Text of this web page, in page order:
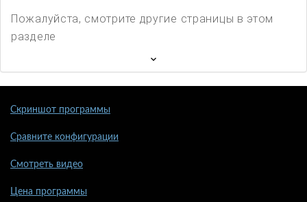
Пожалуйста, смотрите другие страницы в этом
разделе
Скриншот программы
Сравните конфигурации
Смотреть видео
Цена программы